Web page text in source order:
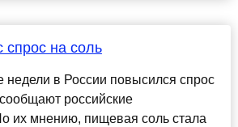
спрос на соль
недели в России повысился спрос
российские
их мнению, пищевая соль стала